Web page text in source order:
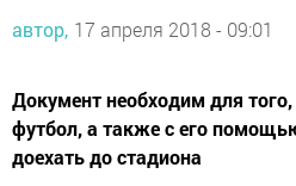
автор, 17 апреля 2018 - 09:01
Документ необходим для
футбол, а также с его
доехать до стадиона